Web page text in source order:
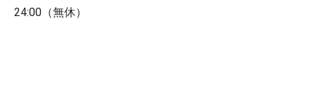
24:00（無休）